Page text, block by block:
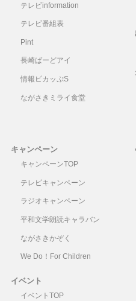
テレビinformation
テレビ番組表
Pint
長崎ばーどアイ
情報ピカッぷS
ながさきミライ食堂
キャンペーン
キャンペーンTOP
テレビキャンペーン
ラジオキャンペーン
平和文学朗読キャラバン
ながさきかぞく
We Do！For Children
イベント
イベントTOP